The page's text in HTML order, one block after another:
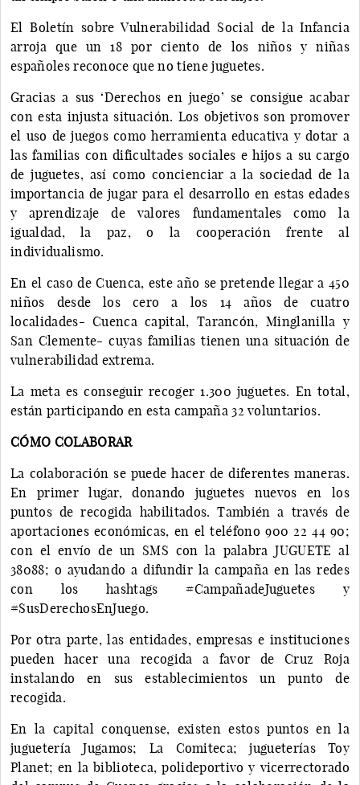
El Boletín sobre Vulnerabilidad Social de la Infancia
arroja que un 18 por ciento de los niños y niñas
españoles reconoce que no tiene juguetes.
Gracias a sus ‘Derechos en juego’ se consigue acabar
con esta injusta situación. Los objetivos son promover
el uso de juegos como herramienta educativa y dotar a
las familias con dificultades sociales e hijos a su cargo
de juguetes, así como concienciar a la sociedad de la
importancia de jugar para el desarrollo en estas edades
y aprendizaje de valores fundamentales como la
igualdad, la paz, o la cooperación frente al
individualismo.
En el caso de Cuenca, este año se pretende llegar a 450
niños desde los cero a los 14 años de cuatro
localidades- Cuenca capital, Tarancón, Minglanilla y
San Clemente- cuyas familias tienen una situación de
vulnerabilidad extrema.
La meta es conseguir recoger 1.300 juguetes. En total,
están participando en esta campaña 32 voluntarios.
CÓMO COLABORAR
La colaboración se puede hacer de diferentes maneras.
En primer lugar, donando juguetes nuevos en los
puntos de recogida habilitados. También a través de
aportaciones económicas, en el teléfono 900 22 44 90;
con el envío de un SMS con la palabra JUGUETE al
38088; o ayudando a difundir la campaña en las redes
con los hashtags #CampañadeJuguetes y
#SusDerechosEnJuego.
Por otra parte, las entidades, empresas e instituciones
pueden hacer una recogida a favor de Cruz Roja
instalando en sus establecimientos un punto de
recogida.
En la capital conquense, existen estos puntos en la
juguetería Jugamos; La Comiteca; jugueterías Toy
Planet; en la biblioteca, polideportivo y vicerrectorado